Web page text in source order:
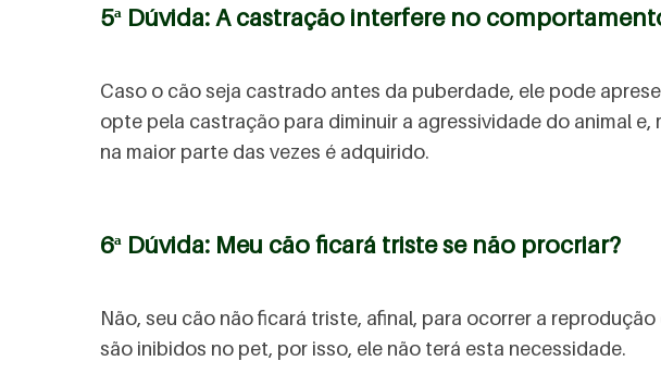
5ª Dúvida: A castração interfere no
Caso o cão seja castrado antes da puberdade, ele pode
opte pela castração para diminuir a agressividade do animal
na maior parte das vezes é adquirido.
6ª Dúvida: Meu cão ficará triste se não procriar?
Não, seu cão não ficará triste, afinal, para ocorrer a
são inibidos no pet, por isso, ele não terá esta necessidade.